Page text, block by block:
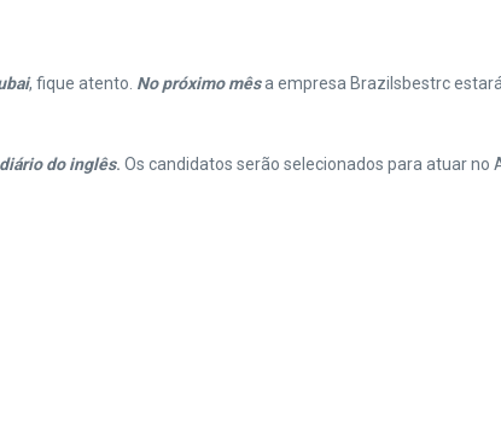
, fique atento. No próximo mêsa empresa Brazilsbestrc
do inglês. Os candidatos serão selecionados para atuar no